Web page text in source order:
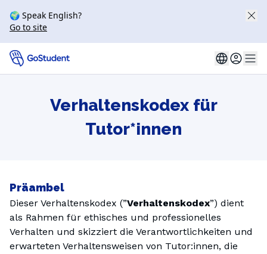
🌍 Speak English?
Go to site
Verhaltenskodex für
Tutor*innen
Präambel
Dieser Verhaltenskodex (”Verhaltenskodex”) dient
als Rahmen für ethisches und professionelles
Verhalten und skizziert die Verantwortlichkeiten und
erwarteten Verhaltensweisen von Tutor:innen, die